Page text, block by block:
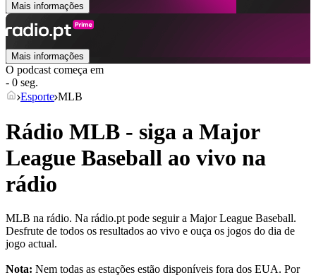
Mais informações
Mais informações
O podcast começa em
- 0 seg.
Esporte MLB
Rádio MLB - siga a Major
League Baseball ao vivo na
rádio
MLB na rádio. Na rádio.pt pode seguir a Major League Baseball.
Desfrute de todos os resultados ao vivo e ouça os jogos do dia de
jogo actual.
Nota: Nem todas as estações estão disponíveis fora dos EUA. Por